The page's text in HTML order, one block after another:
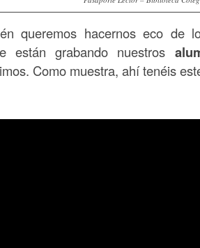
queremos hacernos eco de
están grabando nuestros
Como muestra, ahí tenéis